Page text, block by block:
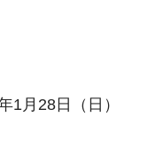
1月28日（日）